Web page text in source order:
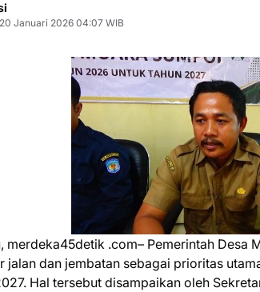
Januari 2026 04:07 WIB
merdeka45detik .com– Pemerintah Desa
jalan dan jembatan sebagai prioritas
Hal tersebut disampaikan oleh